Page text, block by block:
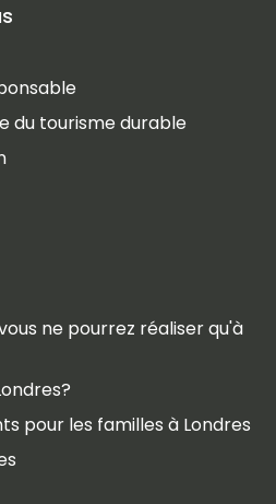
du tourisme durable
ne pourrez réaliser qu'à
pour les familles à Londres